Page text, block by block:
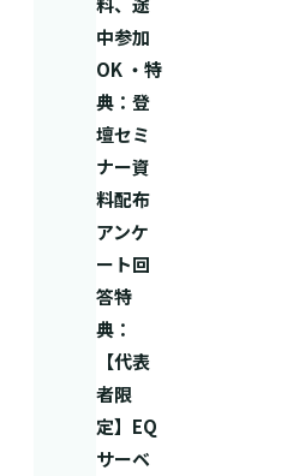
中参加
OK ・特
典：登
壇セミ
ナー資
料配布
アンケ
ート回
答特
典：
【代表
者限
定】EQ
サーベ